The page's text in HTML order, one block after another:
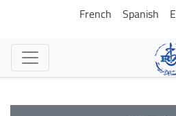
تجاوز
المحتوى
الرئيسي
Spanish
French